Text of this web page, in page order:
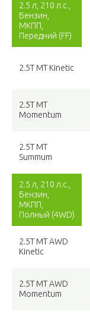
2.5 л, 210 л.с.,
Бензин,
МКПП,
Передний (FF)
2.5T MT Kinetic
2.5T MT
Momentum
2.5T MT
Summum
2.5 л, 210 л.с.,
Бензин,
МКПП,
Полный (4WD)
2.5T MT AWD
Kinetic
2.5T MT AWD
Momentum